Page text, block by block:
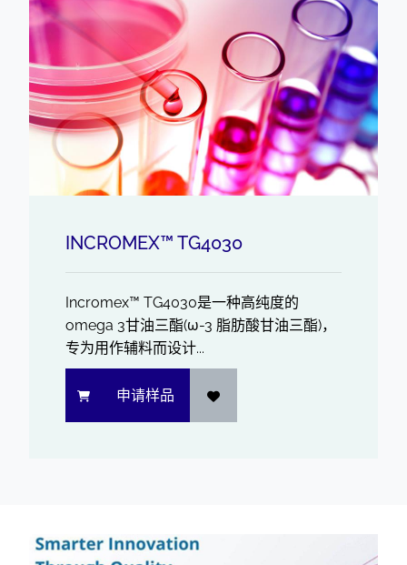
INCROMEX™ TG4030
Incromex™ TG4030是一种高纯度的
omega 3甘油三酯(ω-3 脂肪酸甘油三酯)，
专为用作辅料而设计...
申请样品